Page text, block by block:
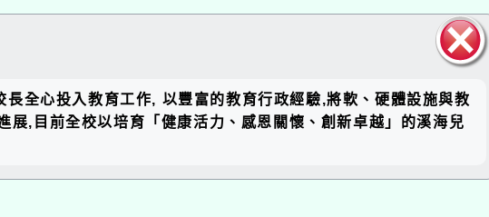
塊
全心投入教育工作, 以豐富的教育行政經驗,將軟、硬體設施與教
,目前全校以培育「健康活力、感恩關懷、創新卓越」的溪海兒